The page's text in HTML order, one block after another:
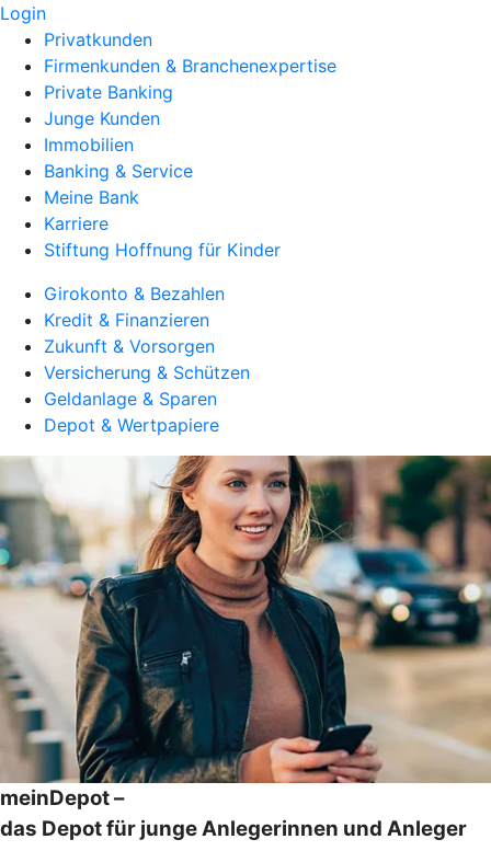
Login
Privatkunden
Firmenkunden & Branchenexpertise
Private Banking
Junge Kunden
Immobilien
Banking & Service
Meine Bank
Karriere
Stiftung Hoffnung für Kinder
Girokonto & Bezahlen
Kredit & Finanzieren
Zukunft & Vorsorgen
Versicherung & Schützen
Geldanlage & Sparen
Depot & Wertpapiere
meinDepot –
das Depot für junge Anlegerinnen und Anleger